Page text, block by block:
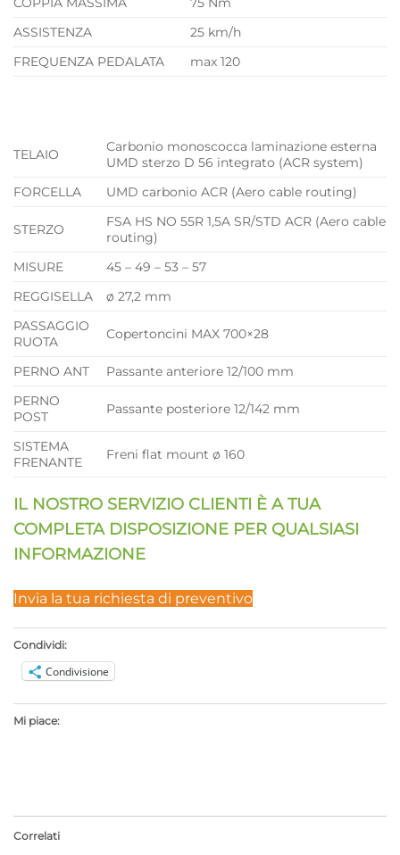
ASSISTENZA
25 km/h
FREQUENZA PEDALATA
max 120
TELAIO
Carbonio monoscocca laminazione esterna
UMD sterzo D 56 integrato (ACR system)
FORCELLA
UMD carbonio ACR (Aero cable routing)
STERZO
FSA HS NO 55R 1,5A SR/STD ACR (Aero cable
routing)
MISURE
45 – 49 – 53 – 57
REGGISELLA
ø 27,2 mm
PASSAGGIO
RUOTA
Copertoncini MAX 700×28
PERNO ANT
Passante anteriore 12/100 mm
PERNO
POST
Passante posteriore 12/142 mm
SISTEMA
FRENANTE
Freni flat mount ø 160
IL NOSTRO SERVIZIO CLIENTI È A TUA
COMPLETA DISPOSIZIONE PER QUALSIASI
INFORMAZIONE
Invia la tua richiesta di preventivo
Condividi:
Condivisione
Mi piace:
Correlati